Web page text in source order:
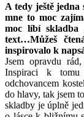
A tedy ještě jedna
mne to moc
moc líbí skladba
text…Můžeš
inspirovalo k
Jsem opravdu
Inspiraci k
odchovancem
do hlavy, tak jsem
skladby je úplně